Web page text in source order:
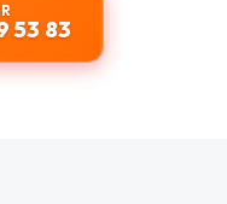
53 83